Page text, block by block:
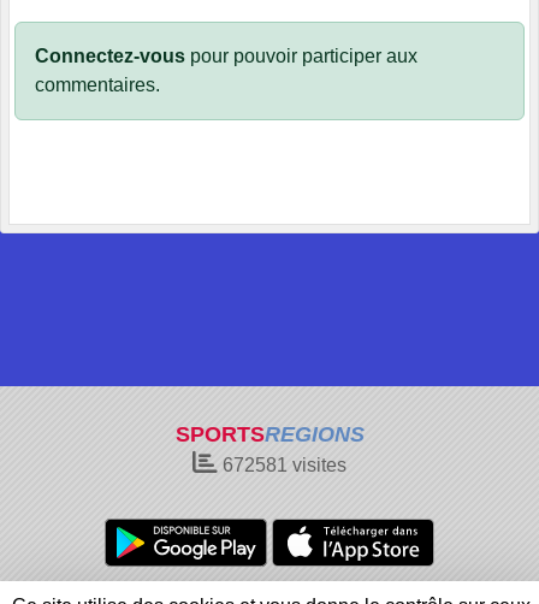
Connectez-vous pour pouvoir participer aux
commentaires.
SPORTSREGIONS
672581 visites
Charte cookies Gestion des cookies